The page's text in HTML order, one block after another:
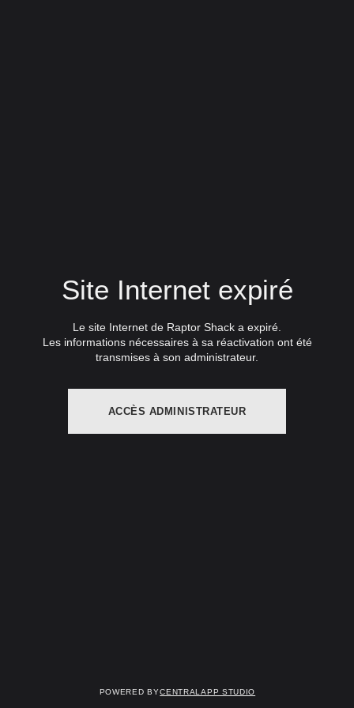
Site Internet expiré
Le site Internet de Raptor Shack a expiré.
Les informations nécessaires à sa réactivation ont été
transmises à son administrateur.
ACCÈS ADMINISTRATEUR
Powered byCentralapp Studio